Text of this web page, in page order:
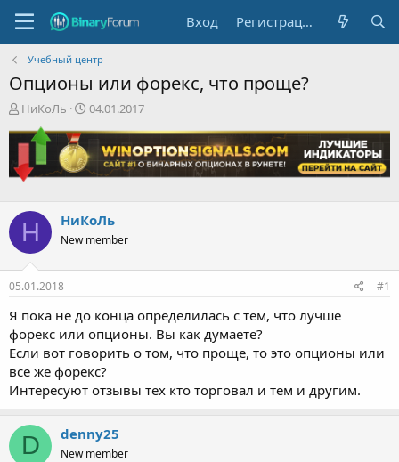
Вход Регистрация
Учебный центр
Опционы или форекс, что проще?
А
т
м
ы
НиКоЛь
Д
а
н
а
л
04.01.2017
Н НиКоЛь
New member
05.01.2018 #1
Я пока не до конца определилась с тем, что лучше
форекс или опционы. Вы как думаете?
Если вот говорить о том, что проще, то это опционы или
все же форекс?
Интересуют отзывы тех кто торговал и тем и другим.
D denny25
New member